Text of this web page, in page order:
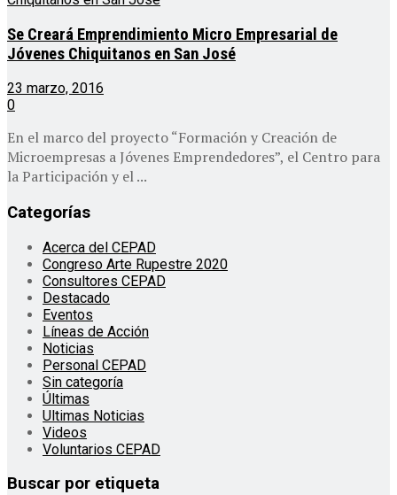
Se Creará Emprendimiento Micro Empresarial de
Jóvenes Chiquitanos en San José
23 marzo, 2016
0
En el marco del proyecto “Formación y Creación de
Microempresas a Jóvenes Emprendedores”, el Centro para
la Participación y el ...
Categorías
Acerca del CEPAD
Congreso Arte Rupestre 2020
Consultores CEPAD
Destacado
Eventos
Líneas de Acción
Noticias
Personal CEPAD
Sin categoría
Últimas
Ultimas Noticias
Videos
Voluntarios CEPAD
Buscar por etiqueta